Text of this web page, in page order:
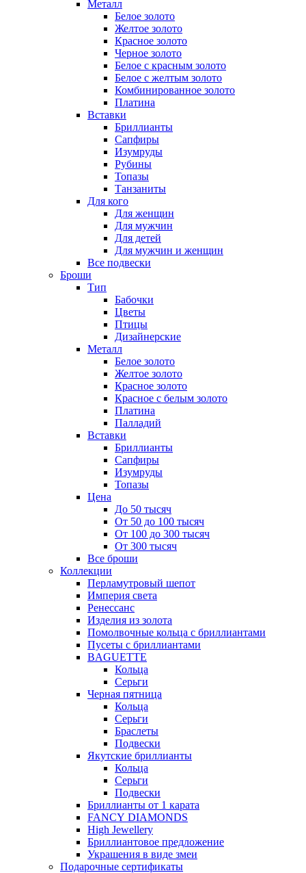
Металл
Белое золото
Желтое золото
Красное золото
Черное золото
Белое с красным золото
Белое с желтым золото
Комбинированное золото
Платина
Вставки
Бриллианты
Сапфиры
Изумруды
Рубины
Топазы
Танзаниты
Для кого
Для женщин
Для мужчин
Для детей
Для мужчин и женщин
Все подвески
Броши
Тип
Бабочки
Цветы
Птицы
Дизайнерские
Металл
Белое золото
Желтое золото
Красное золото
Красное с белым золото
Платина
Палладий
Вставки
Бриллианты
Сапфиры
Изумруды
Топазы
Цена
До 50 тысяч
От 50 до 100 тысяч
От 100 до 300 тысяч
От 300 тысяч
Все броши
Коллекции
Перламутровый шепот
Империя света
Ренессанс
Изделия из золота
Помолвочные кольца с бриллиантами
Пусеты с бриллиантами
BAGUETTE
Кольца
Серьги
Черная пятница
Кольца
Серьги
Браслеты
Подвески
Якутские бриллианты
Кольца
Серьги
Подвески
Бриллианты от 1 карата
FANCY DIAMONDS
High Jewellery
Бриллиантовое предложение
Украшения в виде змеи
Подарочные сертификаты